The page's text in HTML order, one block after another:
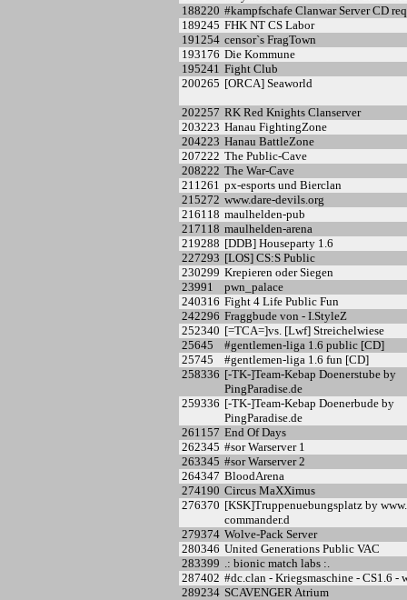
188220 #kampfschafe Clanwar Server CD
189245 FHK NT CS Labor
191254 censor`s FragTown
193176 Die Kommune
195241 Fight Club
200265 [ORCA] Seaworld
202257 RK Red Knights Clanserver
203223 Hanau FightingZone
204223 Hanau BattleZone
207222 The Public-Cave
208222 The War-Cave
211261 px-esports und Bierclan
215272 www.dare-devils.org
216118 maulhelden-pub
217118 maulhelden-arena
219288 [DDB] Houseparty 1.6
227293 [LOS] CS:S Public
230299 Krepieren oder Siegen
23991
pwn_palace
240316 Fight 4 Life Public Fun
242296 Fraggbude von - I.StyleZ
252340 [=TCA=]vs. [Lwf] Streichelwiese
25645
#gentlemen-liga 1.6 public [CD]
25745
#gentlemen-liga 1.6 fun [CD]
258336 [-TK-]Team-Kebap Doenerstube by
PingParadise.de
259336 [-TK-]Team-Kebap Doenerbude by
PingParadise.de
261157 End Of Days
262345 #sor Warserver 1
263345 #sor Warserver 2
264347 BloodArena
274190 Circus MaXXimus
276370 [KSK]Truppenuebungsplatz by
commander.d
279374 Wolve-Pack Server
280346 United Generations Public VAC
283399 .: bionic match labs :.
287402 #dc.clan - Kriegsmaschine - CS1.6 -
289234 SCAVENGER Atrium